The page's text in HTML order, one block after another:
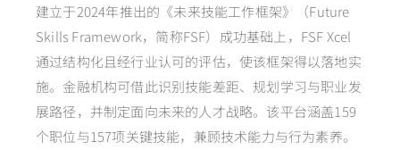
建立于2024年推出的《未来技能工作框架》（Future
Skills Framework，简称FSF）成功基础上，FSF Xcel
通过结构化且经行业认可的评估，使该框架得以落地实
施。金融机构可借此识别技能差距、规划学习与职业发
展路径，并制定面向未来的人才战略。该平台涵盖159
个职位与157项关键技能，兼顾技术能力与行为素养。